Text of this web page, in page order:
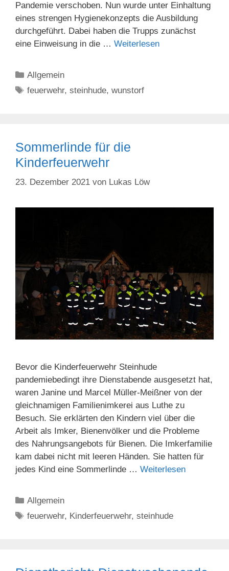
Pandemie verschoben. Nun wurde unter Einhaltung
eines strengen Hygienekonzepts die Ausbildung
durchgeführt. Dabei haben die Trupps zunächst
eine Einweisung in die … Weiterlesen
Kategorien
Allgemein
Schlagwörter
feuerwehr,steinhude,wunstorf
Sommerlinde für die
Kinderfeuerwehr
23. Dezember 2021 von Lukas Löw
Bevor die Kinderfeuerwehr Steinhude
pandemiebedingt ihre Dienstabende ausgesetzt hat,
waren Janine und Marcel Müller-Meißner von der
gleichnamigen Familienimkerei aus Luthe zu
Besuch. Sie erklärten den Kindern viel über die
Arbeit als Imker, Bienenvölker und die Probleme
des Nahrungsangebots für Bienen. Die Imkerfamilie
kam dabei nicht mit leeren Händen. Sie hatten für
jedes Kind eine Sommerlinde … Weiterlesen
Kategorien
Allgemein
Schlagwörter
feuerwehr, Kinderfeuerwehr,steinhude